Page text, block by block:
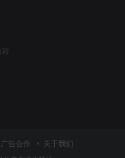
广告合作 关于我们